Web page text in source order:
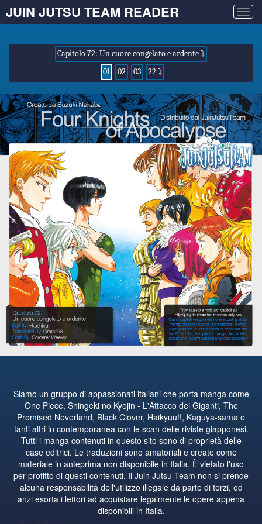
JUIN JUTSU TEAM READER
Capitolo 72: Un cuore congelato e ardente ⤵
01
02 03 22 ⤵
Siamo un gruppo di appassionati italiani che porta manga come
One Piece, Shingeki no Kyojin - L'Attacco dei Giganti, The
Promised Neverland, Black Clover, Haikyuu!!, Kaguya-sama e
tanti altri in contemporanea con le scan delle riviste giapponesi.
Tutti i manga contenuti in questo sito sono di proprietà delle
case editrici. Le traduzioni sono amatoriali e create come
materiale in anteprima non disponibile in Italia. È vietato l'uso
per profitto di questi contenuti. Il Juin Jutsu Team non si prende
alcuna responsabilità dell'utilizzo illegale da parte di terzi, ed
anzi esorta i lettori ad acquistare legalmente le opere appena
disponibili in Italia.